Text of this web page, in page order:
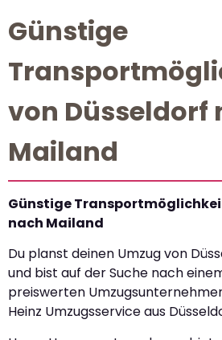
Günstige
von Düsseldorf
Mailand
Günstige
nach Mailand
Du planst deinen Umzug von
und bist auf der Suche nach
preiswerten
Heinz Umzugsservice aus